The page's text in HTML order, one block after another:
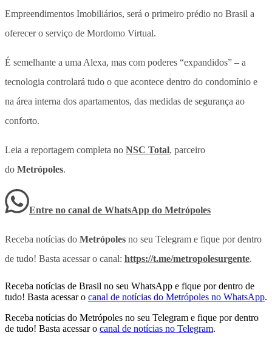
Empreendimentos Imobiliários, será o primeiro prédio no Brasil a
oferecer o serviço de Mordomo Virtual.
É semelhante a uma Alexa, mas com poderes “expandidos” – a
tecnologia controlará tudo o que acontece dentro do condomínio e
na área interna dos apartamentos, das medidas de segurança ao
conforto.
Leia a reportagem completa no NSC Total, parceiro
do Metrópoles.
Entre no canal de WhatsApp do Metrópoles
Receba notícias do Metrópoles no seu Telegram e fique por dentro
de tudo! Basta acessar o canal: https://t.me/metropolesurgente.
Receba notícias de Brasil no seu WhatsApp e fique por dentro de
tudo! Basta acessar o canal de notícias do Metrópoles no WhatsApp.
Receba notícias do Metrópoles no seu Telegram e fique por dentro
de tudo! Basta acessar o canal de notícias no Telegram.